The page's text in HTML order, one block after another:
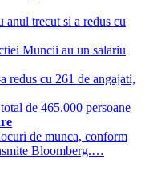
trecut si a redus cu
Muncii au un salariu
redus cu 261 de angajati,
de 465.000 persoane
de munca, conform
Bloomberg.…